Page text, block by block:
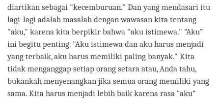
diartikan sebagai "kecemburuan." Dan yang mendasari itu
lagi-lagi adalah masalah dengan wawasan kita tentang
"aku," karena kita berpikir bahwa "aku istimewa." “Aku”
ini begitu penting. "Aku istimewa dan aku harus menjadi
yang terbaik, aku harus memiliki paling banyak." Kita
tidak menganggap setiap orang setara atau, Anda tahu,
bukankah menyenangkan jika semua orang memiliki yang
sama. Kita harus menjadi lebih baik karena rasa “aku”